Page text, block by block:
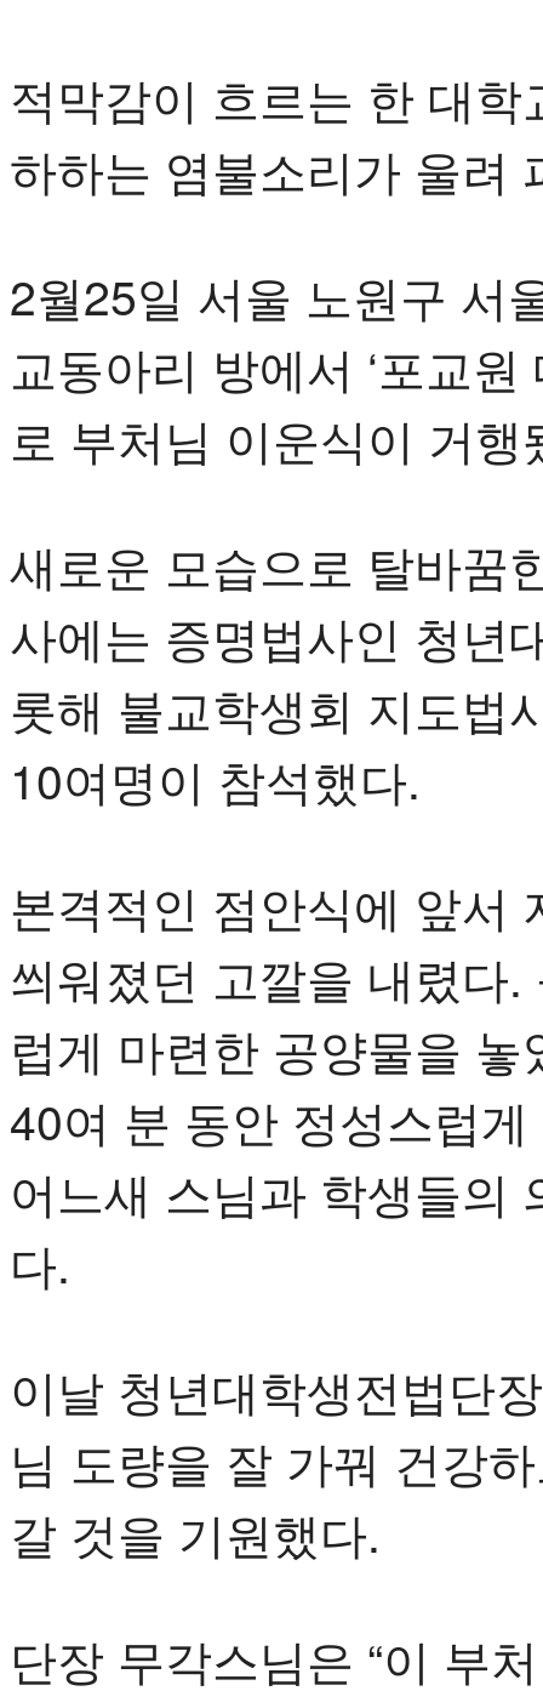
적막감이 흐르는 한 대
하하는 염불소리가 울려
2월25일 서울 노원구 서
교동아리 방에서 ‘포교
로 부처님 이운식이 거행
새로운 모습으로 탈바꿈
사에는 증명법사인 청년
롯해 불교학생회 지도법
10여명이 참석했다.
본격적인 점안식에 앞서
씌워졌던 고깔을 내렸다
럽게 마련한 공양물을
40여 분 동안 정성스럽
어느새 스님과 학생들의
다.
이날 청년대학생전법단
님 도량을 잘 가꿔 건강
갈 것을 기원했다.
단장 무각스님은 “이 부